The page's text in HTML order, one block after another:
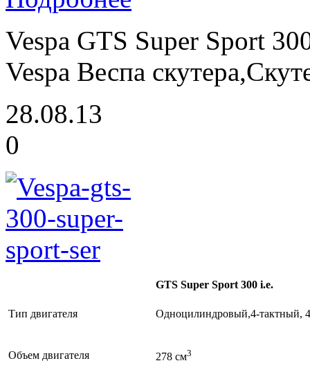
Vespa GTS Super Sport
Vespa Веспа
28.08.13
0
GTS Super Sport 300 i.e.
Тип двигателя Одноцилиндровый,4-тактный,
Объем двигателя 278 см3